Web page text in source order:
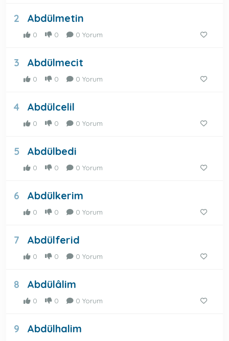
2 Abdülmetin
0 0 0 Yorum
3 Abdülmecit
0 0 0 Yorum
4 Abdülcelil
0 0 0 Yorum
5 Abdülbedi
0 0 0 Yorum
6 Abdülkerim
0 0 0 Yorum
7 Abdülferid
0 0 0 Yorum
8 Abdülâlim
0 0 0 Yorum
9 Abdülhalim